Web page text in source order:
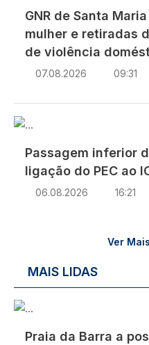
GNR de Santa
mulher e retiradas
de violência
07.08.2026 09:31
Imagem
Passagem inferior
ligação do PEC ao
06.08.2026 16:21
Ver
MAIS LIDAS
Imagem
Praia da Barra a